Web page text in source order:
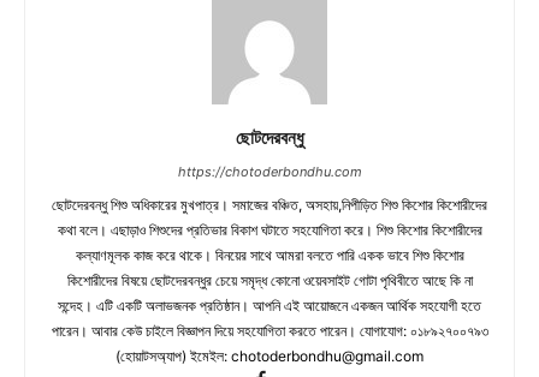
ছোটদেরবন্ধু
https://chotoderbondhu.com
ছোটদেরবন্ধু শিশু অধিকারের মুখপাত্র। সমাজের বঞ্চিত, অসহায়,নিপীড়িত শিশু কিশোর কিশোরীদের
কথা বলে। এছাড়াও শিশুদের প্রতিভার বিকাশ ঘটাতে সহযোগিতা করে। শিশু কিশোর কিশোরীদের
কল্যাণমূলক কাজ করে থাকে। বিনয়ের সাথে আমরা বলতে পারি একক ভাবে শিশু কিশোর
কিশোরীদের বিষয়ে ছোটদেরবন্ধুর চেয়ে সমৃদ্ধ কোনো ওয়েবসাইট গোটা পৃথিবীতে আছে কি না
সন্দেহ। এটি একটি অলাভজনক প্রতিষ্ঠান। আপনি এই আয়োজনে একজন আর্থিক সহযোগী হতে
পারেন। আবার কেউ চাইলে বিজ্ঞাপন দিয়ে সহযোগিতা করতে পারেন। যোগাযোগ: ০১৮৯২৭০০৭৯৩
(হোয়াটসঅ্যাপ) ইমেইল: chotoderbondhu@gmail.com